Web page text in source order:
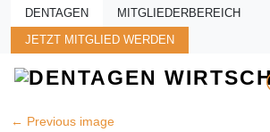
Skip to main content
DENTAGEN MITGLIEDERBEREICH
JETZT MITGLIED WERDEN
← Previous image